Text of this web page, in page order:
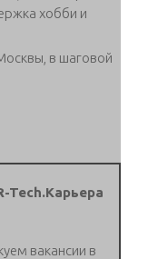
хобби и
в шаговой
Tech.Карьера
вакансии в